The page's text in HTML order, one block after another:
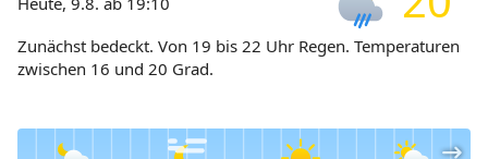
Zunächst bedeckt. Von 19 bis 22 Uhr Regen. Temperaturen
zwischen 16 und 20 Grad.